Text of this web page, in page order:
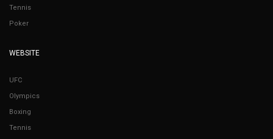
Tennis
Poker
WEBSITE
UFC
Olympics
Boxing
Tennis